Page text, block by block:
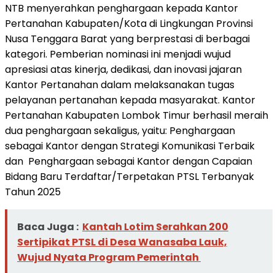
NTB menyerahkan penghargaan kepada Kantor
Pertanahan Kabupaten/Kota di Lingkungan Provinsi
Nusa Tenggara Barat yang berprestasi di berbagai
kategori. Pemberian nominasi ini menjadi wujud
apresiasi atas kinerja, dedikasi, dan inovasi jajaran
Kantor Pertanahan dalam melaksanakan tugas
pelayanan pertanahan kepada masyarakat. Kantor
Pertanahan Kabupaten Lombok Timur berhasil meraih
dua penghargaan sekaligus, yaitu: Penghargaan
sebagai Kantor dengan Strategi Komunikasi Terbaik
dan Penghargaan sebagai Kantor dengan Capaian
Bidang Baru Terdaftar/Terpetakan PTSL Terbanyak
Tahun 2025
Baca Juga : Kantah Lotim Serahkan 200
Sertipikat PTSL di Desa Wanasaba Lauk,
Wujud Nyata Program Pemerintah